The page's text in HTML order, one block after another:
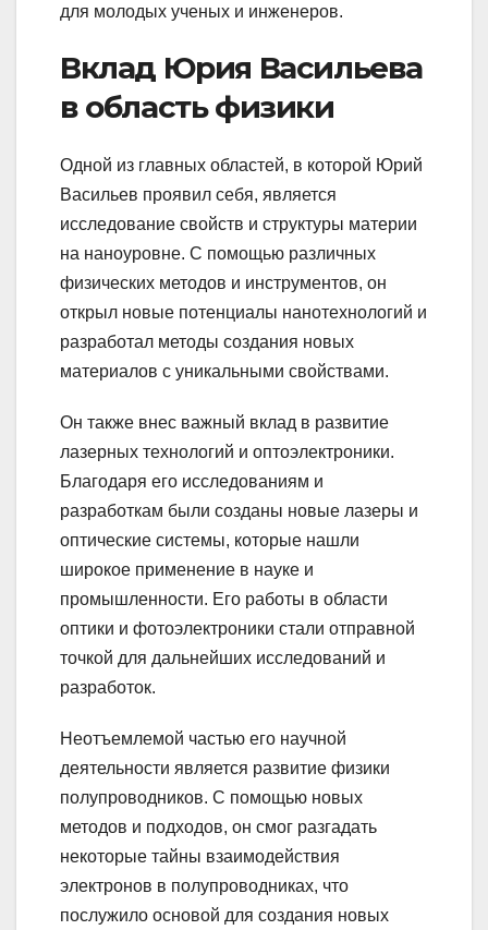
для молодых ученых и инженеров.
Вклад Юрия Васильева
в область физики
Одной из главных областей, в которой Юрий
Васильев проявил себя, является
исследование свойств и структуры материи
на наноуровне. С помощью различных
физических методов и инструментов, он
открыл новые потенциалы нанотехнологий и
разработал методы создания новых
материалов с уникальными свойствами.
Он также внес важный вклад в развитие
лазерных технологий и оптоэлектроники.
Благодаря его исследованиям и
разработкам были созданы новые лазеры и
оптические системы, которые нашли
широкое применение в науке и
промышленности. Его работы в области
оптики и фотоэлектроники стали отправной
точкой для дальнейших исследований и
разработок.
Неотъемлемой частью его научной
деятельности является развитие физики
полупроводников. С помощью новых
методов и подходов, он смог разгадать
некоторые тайны взаимодействия
электронов в полупроводниках, что
послужило основой для создания новых